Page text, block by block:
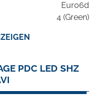
Euro6d
4 (Green)
PDC LED SHZ